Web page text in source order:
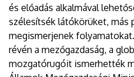
és előadás alkalmával
szélesítsék látókörüket, más
megismerjenek
révén a mezőgazdaság, a
mozgatórugóit ismerhették